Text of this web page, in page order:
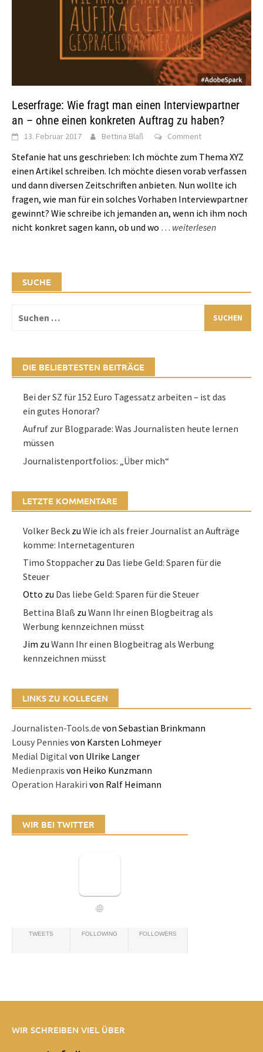
Leserfrage: Wie fragt man einen Interviewpartner
an – ohne einen konkreten Auftrag zu haben?
13. Februar 2017 Bettina Blaß Comment
Stefanie hat uns geschrieben: Ich möchte zum Thema XYZ
einen Artikel schreiben. Ich möchte diesen vorab verfassen
und dann diversen Zeitschriften anbieten. Nun wollte ich
fragen, wie man für ein solches Vorhaben Interviewpartner
gewinnt? Wie schreibe ich jemanden an, wenn ich ihm noch
nicht konkret sagen kann, ob und wo … weiterlesen
SUCHE
nach:
DIE BELIEBTESTEN BEITRÄGE
Bei der SZ für 152 Euro Tagessatz arbeiten – ist das
ein gutes Honorar?
Aufruf zur Blogparade: Was Journalisten heute lernen
müssen
Journalistenportfolios: „Über mich“
LETZTE KOMMENTARE
Volker Beck zuWie ich als freier Journalist an Aufträge
komme: Internetagenturen
Timo Stoppacher zu Das liebe Geld: Sparen für die
Steuer
Otto zu Das liebe Geld: Sparen für die Steuer
Bettina Blaß zuWann Ihr einen Blogbeitrag als
Werbung kennzeichnen müsst
Jim zuWann Ihr einen Blogbeitrag als Werbung
kennzeichnen müsst
LINKS ZU KOLLEGEN
Journalisten-Tools.de von Sebastian Brinkmann
Lousy Pennies von Karsten Lohmeyer
Medial Digital von Ulrike Langer
Medienpraxis von Heiko Kunzmann
Operation Harakiri von Ralf Heimann
WIR BEI TWITTER
@
TWEETS FOLLOWING FOLLOWERS
WIR SCHREIBEN VIEL ÜBER